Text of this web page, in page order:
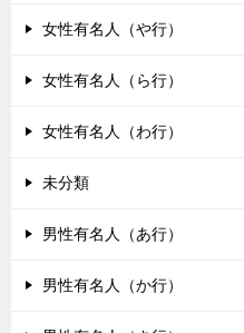
女性有名人（や行）
女性有名人（ら行）
女性有名人（わ行）
未分類
男性有名人（あ行）
男性有名人（か行）